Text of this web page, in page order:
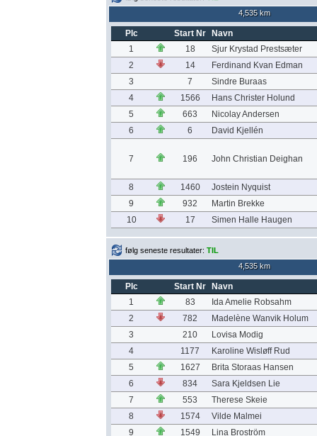
4,535 km
Plc Start Nr
Navn
1
18
Sjur Krystad Prestsæter
2
14
Ferdinand Kvan Edman
3
7
Sindre Buraas
4
1566
Hans Christer Holund
5
663
Nicolay Andersen
6
6 David Kjellén
7 196 John Christian Deighan
8 1460
Jostein Nyquist
9
932
Martin Brekke
10
17 Simen Halle Haugen
følg seneste resultater: TIL
4,535 km
Plc Start Nr
Navn
1
83
Ida Amelie Robsahm
2
782
Madelène Wanvik Holum
3
210
Lovisa Modig
4
1177
Karoline Wisløff Rud
5
1627
Brita Storaas Hansen
6
834
Sara Kjeldsen Lie
7
553
Therese Skeie
8
1574
Vilde Malmei
9
1549
Lina Broström